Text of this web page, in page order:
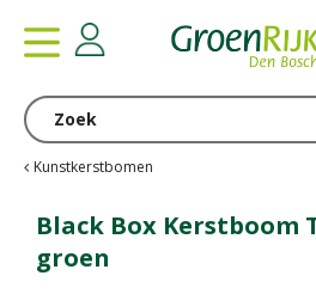
Kunstkerstbomen
Black Box Kerstboom
groen